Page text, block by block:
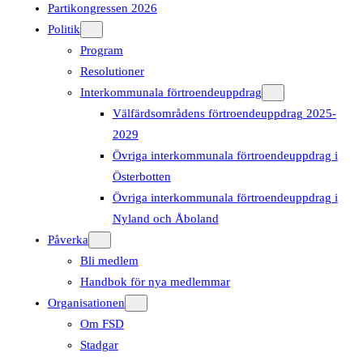
Partikongressen 2026
Politik
Program
Resolutioner
Interkommunala förtroendeuppdrag
Välfärdsområdens förtroendeuppdrag 2025-
2029
Övriga interkommunala förtroendeuppdrag i
Österbotten
Övriga interkommunala förtroendeuppdrag i
Nyland och Åboland
Påverka
Bli medlem
Handbok för nya medlemmar
Organisationen
Om FSD
Stadgar